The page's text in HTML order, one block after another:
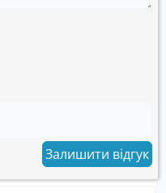
Залишити відгук